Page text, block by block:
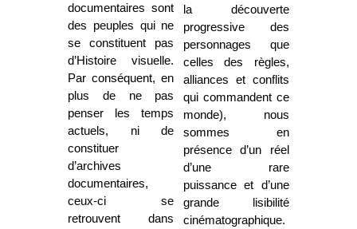
documentaires sont
des peuples qui ne
se constituent pas
d’Histoire visuelle.
Par conséquent, en
plus de ne pas
penser les temps
actuels, ni de
constituer
d’archives
documentaires,
ceux-ci se
retrouvent dans
la découverte
progressive des
personnages que
celles des règles,
alliances et conflits
qui commandent ce
monde), nous
sommes en
présence d’un réel
d’une rare
puissance et d’une
grande lisibilité
cinématographique.